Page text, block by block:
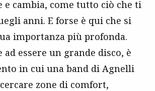
e cambia, come tutto ciò che ti
anni. E forse è qui che si
importanza più profonda.
ad essere un grande disco, è
in cui una band di Agnelli
zone di comfort,